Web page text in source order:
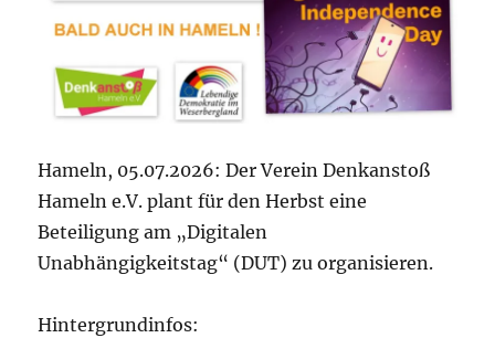
Hameln, 05.07.2026: Der Verein Denkanstoß
Hameln e.V. plant für den Herbst eine
Beteiligung am „Digitalen
Unabhängigkeitstag“ (DUT) zu organisieren.
Hintergrundinfos: